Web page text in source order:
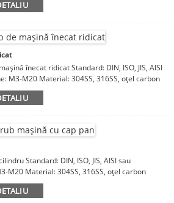
înecat ridicat Standard: DIN, ISO, JIS, AISI
M3-M20 Material: 304SS, 316SS, oțel carbon
Standard: DIN, ISO, JIS, AISI sau
M20 Material: 304SS, 316SS, oțel carbon